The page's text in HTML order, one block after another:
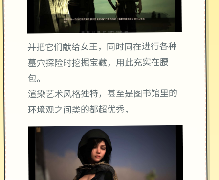
并把它们献给女王，同时同在进行各种
墓穴探险时挖掘宝藏，用此充实在腰
包。
渲染艺术风格独特，甚至是图书馆里的
环境观之间类的都超优秀，